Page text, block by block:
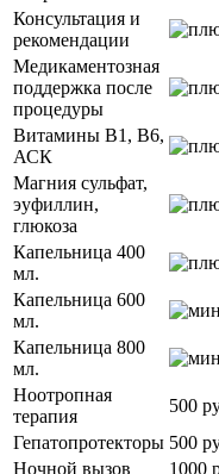
Консультация и
рекомендации
Медикаментозная
поддержка после
процедуры
Витамины B1, B6,
АСК
Магния сульфат,
эуфиллин,
глюкоза
Капельница 400
мл.
Капельница 600
мл.
Капельница 800
мл.
Ноотропная
терапия
500
Гепатопротекторы 500
Ночной вызов
1000